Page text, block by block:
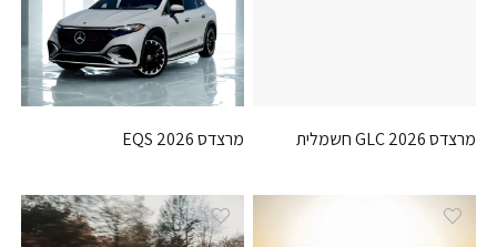
מרצדס GLC 2026 חשמלית מרצדס EQS 2026